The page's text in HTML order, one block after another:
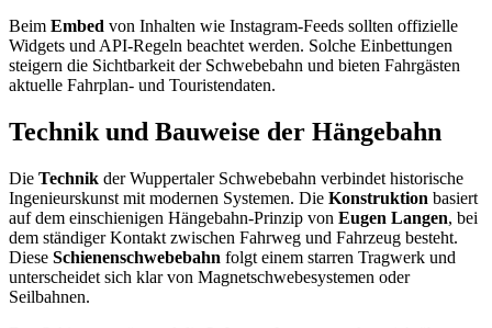
Beim Embed von Inhalten wie Instagram-Feeds sollten offizielle
Widgets und API-Regeln beachtet werden. Solche Einbettungen
steigern die Sichtbarkeit der Schwebebahn und bieten Fahrgästen
aktuelle Fahrplan- und Touristendaten.
Technik und Bauweise der Hängebahn
Die Technik der Wuppertaler Schwebebahn verbindet historische
Ingenieurskunst mit modernen Systemen. Die Konstruktion basiert
auf dem einschienigen Hängebahn-Prinzip von Eugen Langen, bei
dem ständiger Kontakt zwischen Fahrweg und Fahrzeug besteht.
Diese Schienenschwebebahn folgt einem starren Tragwerk und
unterscheidet sich klar von Magnetschwebesystemen oder
Seilbahnen.